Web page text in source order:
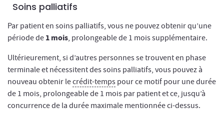
Soins palliatifs
Par patient en soins palliatifs, vous ne pouvez obtenir qu’une
période de 1 mois, prolongeable de 1 mois supplémentaire.
Ultérieurement, si d’autres personnes se trouvent en phase
terminale et nécessitent des soins palliatifs, vous pouvez à
nouveau obtenir lecrédit-temps pour ce motif pour une durée
de 1 mois, prolongeable de 1 mois par patient et ce, jusqu’à
concurrence de la durée maximale mentionnée ci-dessus.